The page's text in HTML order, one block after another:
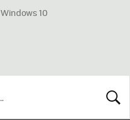
Windows 10